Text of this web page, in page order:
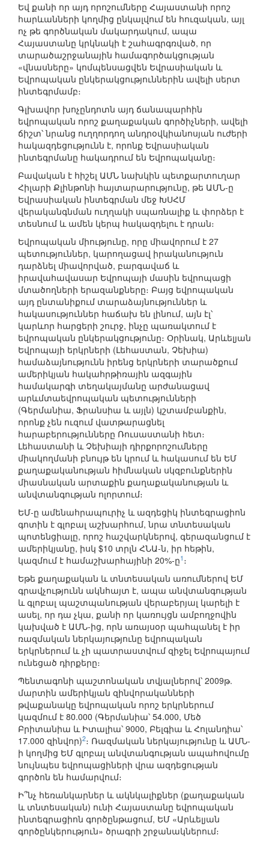
Եվ քանի որ այդ որոշումները Հայաստանի որոշ
հարևանների կողմից ընկալվում են հուզական, այլ
ոչ թե գործնական մակարդակում, ապա
Հայաստանը կրկնակի է շահագրգռված, որ
տարածաշրջանային համագործակցության
«վնասները» կոմպենսացվեն Եվրասիական և
Եվրոպական ընկերակցություններին ավելի սերտ
ինտեգրմամբ։
Գլխավոր խոչընդոտն այդ ճանապարհին
եվրոպական որոշ քաղաքական գործիչների, ավելի
ճիշտ՝ նրանց ուղղորդող անդրօվկիանոսյան ուժերի
հակազդեցությունն է, որոնք Եվրասիական
ինտեգրմանը հակադրում են Եվրոպականը։
Բավական է հիշել ԱՄՆ նախկին պետքարտուղար
Հիլարի Քլինթոնի հայտարարությունը, թե ԱՄՆ-ը
Եվրասիական ինտեգրման մեջ ԽՍՀՄ
վերականգնման ուղղակի սպառնալիք և փորձեր է
տեսնում և ամեն կերպ հակազդելու է դրան։
Եվրոպական միությունը, որը միավորում է 27
պետություններ, կարողացավ իրականություն
դարձնել միավորված, բարգավաճ և
իրավահավասար Եվրոպայի մասին եվրոպացի
մտածողների երազանքները։ Բայց եվրոպական
այդ ընտանիքում տարաձայնություններ և
հակասություններ հաճախ են լինում, այն էլ՝
կարևոր հարցերի շուրջ, ինչը պառակտում է
եվրոպական ընկերակցությունը։ Օրինակ, Արևելյան
Եվրոպայի երկրների (Լեհաստան, Չեխիա)
համաձայնությունն իրենց երկրների տարածքում
ամերիկյան հակահրթիռային ազգային
համակարգի տեղակայմանը արժանացավ
արևմտաեվրոպական պետությունների
(Գերմանիա, Ֆրանսիա և այլն) կշտամբանքին,
որոնք չեն ուզում վատթարացնել
հարաբերությունները Ռուսաստանի հետ։
Լեհաստանի և Չեխիայի դիրքորոշումները
միակողմանի բնույթ են կրում և հակասում են ԵՄ
քաղաքականության հիմնական սկզբունքներին
միասնական արտաքին քաղաքականության և
անվտանգության ոլորտում։
ԵՄ-ը ամենահրապուրիչ և ազդեցիկ ինտեգրացիոն
գոտին է գլոբալ աշխարհում, նրա տնտեսական
պոտենցիալը, որոշ հաշվարկներով, գերազանցում է
ամերիկյանը, իսկ $10 տրլն ՀՆԱ-ն, իր հեթին,
կազմում է համաշխարհայինի 20%-ը1 ։
Եթե քաղաքական և տնտեսական առումներով ԵՄ
գրավչությունն ակնհայտ է, ապա անվտանգության
և գլոբալ պաշտպանության վերաբերյալ կարելի է
ասել, որ դա չկա, քանի որ կառույցն ամբողջովին
կախված է ԱՄՆ-ից, որն առայսօր պահպանել է իր
ռազմական ներկայությունը եվրոպական
երկրներում և չի պատրաստվում զիջել Եվրոպայում
ունեցած դիրքերը։
Պենտագոնի պաշտոնական տվյալներով՝ 2009թ.
մարտին ամերիկյան զինվորականների
թվաքանակը եվրոպական որոշ երկրներում
կազմում է 80.000 (Գերմանիա՝ 54.000, Մեծ
Բրիտանիա և Իտալիա՝ 9000, Բելգիա և Հոլանդիա՝
17.000 զինվոր)2։ Ռազմական ներկայությունը և ԱՄՆ-
ի կողմից ԵՄ գլոբալ անվտանգության ապահովումը
նույնպես եվրոպացիների վրա ազդեցության
գործոն են համարվում։
Ի՞նչ հեռանկարներ և ակնկալիքներ (քաղաքական
և տնտեսական) ունի Հայաստանը եվրոպական
ինտեգրացիոն գործընթացում, ԵՄ «Արևելյան
գործընկերություն» ծրագրի շրջանակներում։